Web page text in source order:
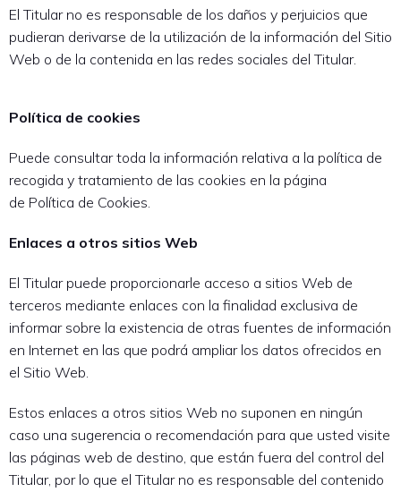
El Titular no es responsable de los daños y perjuicios que
pudieran derivarse de la utilización de la información del Sitio
Web o de la contenida en las redes sociales del Titular.
Política de cookies
Puede consultar toda la información relativa a la política de
recogida y tratamiento de las cookies en la página
de Política de Cookies.
Enlaces a otros sitios Web
El Titular puede proporcionarle acceso a sitios Web de
terceros mediante enlaces con la finalidad exclusiva de
informar sobre la existencia de otras fuentes de información
en Internet en las que podrá ampliar los datos ofrecidos en
el Sitio Web.
Estos enlaces a otros sitios Web no suponen en ningún
caso una sugerencia o recomendación para que usted visite
las páginas web de destino, que están fuera del control del
Titular, por lo que el Titular no es responsable del contenido